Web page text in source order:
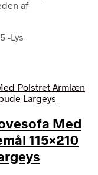
af
-Lys
Med
115×210